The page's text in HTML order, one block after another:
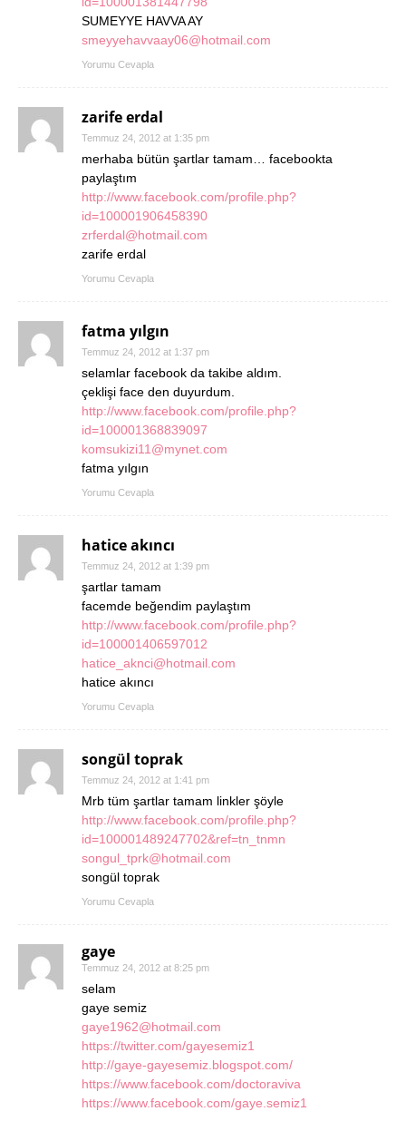
SUMEYYE HAVVA AY
smeyyehavvaay06@hotmail.com
Yorumu Cevapla
zarife erdal
Temmuz 24, 2012 at 1:35 pm
merhaba bütün şartlar tamam… facebookta
paylaştım
http://www.facebook.com/profile.php?
id=100001906458390
zrferdal@hotmail.com
zarife erdal
Yorumu Cevapla
fatma yılgın
Temmuz 24, 2012 at 1:37 pm
selamlar facebook da takibe aldım.
çeklişi face den duyurdum.
http://www.facebook.com/profile.php?
id=100001368839097
komsukizi11@mynet.com
fatma yılgın
Yorumu Cevapla
hatice akıncı
Temmuz 24, 2012 at 1:39 pm
şartlar tamam
facemde beğendim paylaştım
http://www.facebook.com/profile.php?
id=100001406597012
hatice_aknci@hotmail.com
hatice akıncı
Yorumu Cevapla
songül toprak
Temmuz 24, 2012 at 1:41 pm
Mrb tüm şartlar tamam linkler şöyle
http://www.facebook.com/profile.php?
id=100001489247702&ref=tn_tnmn
songul_tprk@hotmail.com
songül toprak
Yorumu Cevapla
gaye
Temmuz 24, 2012 at 8:25 pm
selam
gaye semiz
gaye1962@hotmail.com
https://twitter.com/gayesemiz1
http://gaye-gayesemiz.blogspot.com/
https://www.facebook.com/doctoraviva
https://www.facebook.com/gaye.semiz1